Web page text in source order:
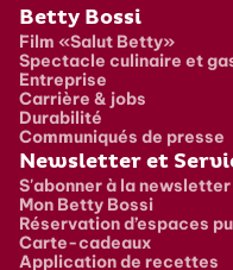
Pied de page
Betty Bossi
Film «Salut Betty»
Spectacle culinaire et
Entreprise
Carrière & jobs
Durabilité
Communiqués de presse
Newsletter et
S'abonner à la newsletter
Mon Betty Bossi
Réservation d’espaces
Carte-cadeaux
Application de recettes